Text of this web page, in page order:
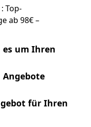
Top-
ab 98€ –
um Ihren
für Ihren